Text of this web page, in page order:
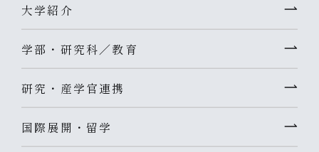
大学紹介
学部・研究科／教育
研究・産学官連携
国際展開・留学